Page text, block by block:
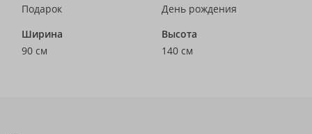
Подарок
День рождения
Ширина
90 см
Высота
140 см